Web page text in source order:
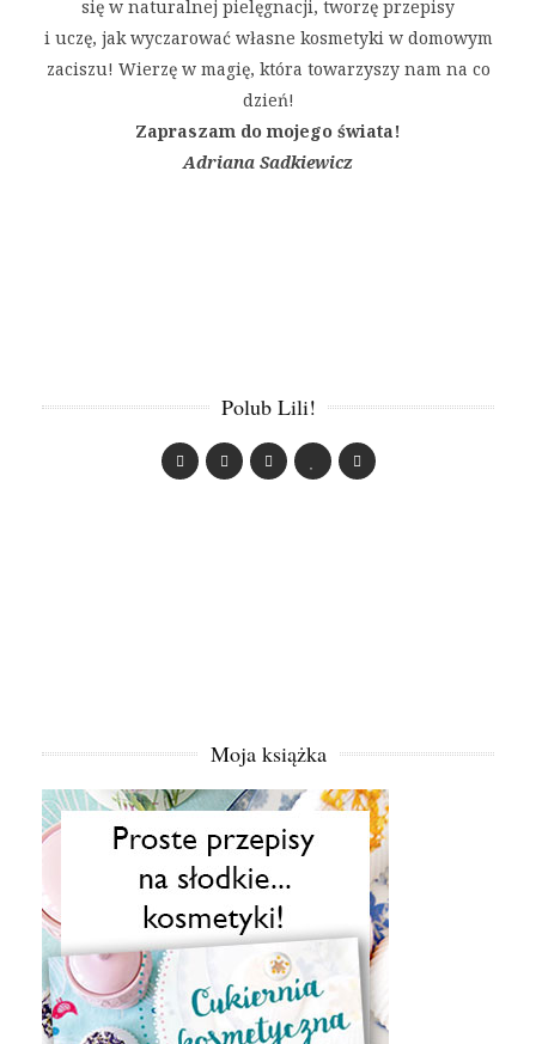
się w naturalnej pielęgnacji, tworzę przepisy
i uczę, jak wyczarować własne kosmetyki w domowym
zaciszu! Wierzę w magię, która towarzyszy nam na co
dzień!
Zapraszam do mojego świata!
Adriana Sadkiewicz
Polub Lili!
Moja książka